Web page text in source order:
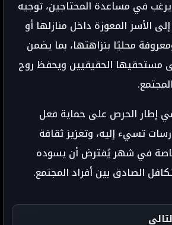
في مساعدة المحتاجين، توجيه
الأسر المعوزة داخل منازلها أو
محليًا بنزاهتها، بما يضمن
مستحقيها الحقيقيين ويحفظ روح
إطار الحرص على حماية فعل
تسيء إليه، وتعزيز ثقافة
في شهر يُفترض أن يسوده
الصادق بين أفراد المجتمع.